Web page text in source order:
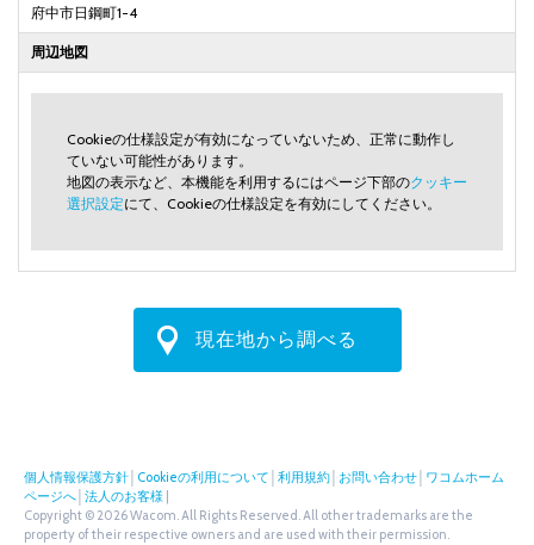
府中市日鋼町1-4
周辺地図
Cookieの仕様設定が有効になっていないため、正常に動作し
ていない可能性があります。
地図の表示など、本機能を利用するにはページ下部のクッキー
選択設定にて、Cookieの仕様設定を有効にしてください。
現在地から調べる
個人情報保護方針 Cookieの利用について 利用規約 お問い合わせ ワコムホーム
ページへ 法人のお客様
Copyright © 2026 Wacom. All Rights Reserved. All other trademarks are the
property of their respective owners and are used with their permission.